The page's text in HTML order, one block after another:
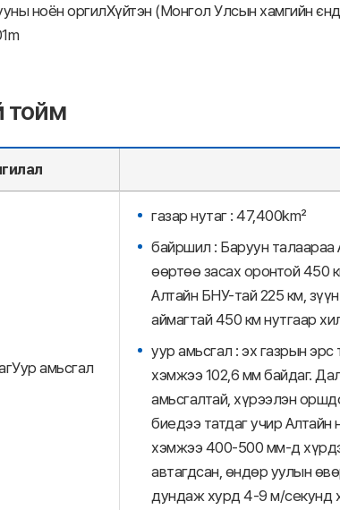
ноён оргилХүйтэн (Монгол Улсын хамгийн
тойм
амьсгал
газар нутаг : 47,400km²
байршил : Баруун
өөртөө засах оронтой 450
Алтайн БНУ-тай 225 км,
аймагтай 450 км нутгаар
уур амьсгал : эх газрын
хэмжээ 102,6 мм байдаг.
амьсгалтай, хүрээлэн
биедээ татдаг учир
хэмжээ 400-500 мм-д
автагдсан, өндөр уулын
дундаж хурд 4-9 м/секунд